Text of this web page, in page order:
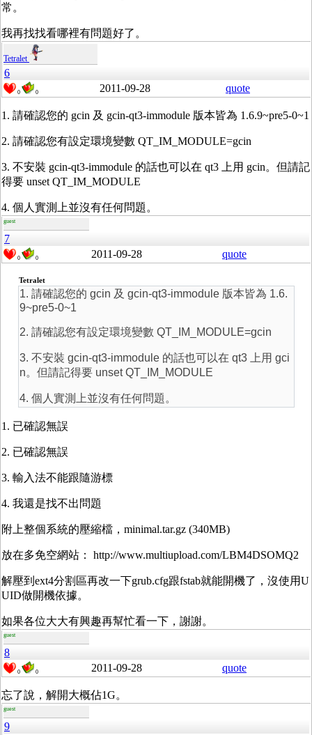
常。
我再找找看哪裡有問題好了。
Tetralet
6
0 0 2011-09-28 quote
1. 請確認您的 gcin 及 gcin-qt3-immodule 版本皆為 1.6.9~pre5-0~1
2. 請確認您有設定環境變數 QT_IM_MODULE=gcin
3. 不安裝 gcin-qt3-immodule 的話也可以在 qt3 上用 gcin。但請記
得要 unset QT_IM_MODULE
4. 個人實測上並沒有任何問題。
guest
7
0 0 2011-09-28 quote
Tetralet
1. 請確認您的 gcin 及 gcin-qt3-immodule 版本皆為 1.6.
9~pre5-0~1
2. 請確認您有設定環境變數 QT_IM_MODULE=gcin
3. 不安裝 gcin-qt3-immodule 的話也可以在 qt3 上用 gci
n。但請記得要 unset QT_IM_MODULE
4. 個人實測上並沒有任何問題。
1. 已確認無誤
2. 已確認無誤
3. 輸入法不能跟隨游標
4. 我還是找不出問題
附上整個系統的壓縮檔，minimal.tar.gz (340MB)
放在多免空網站： http://www.multiupload.com/LBM4DSOMQ2
解壓到ext4分割區再改一下grub.cfg跟fstab就能開機了，沒使用U
UID做開機依據。
如果各位大大有興趣再幫忙看一下，謝謝。
guest
8
0 0 2011-09-28 quote
忘了說，解開大概佔1G。
guest
9